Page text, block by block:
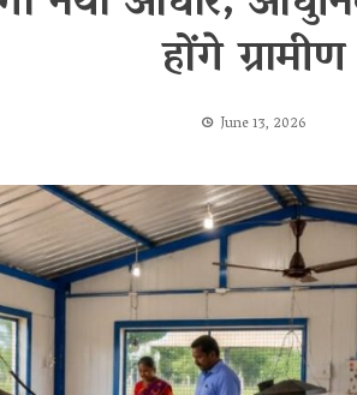
होंगे ग्रामीण
June 13, 2026